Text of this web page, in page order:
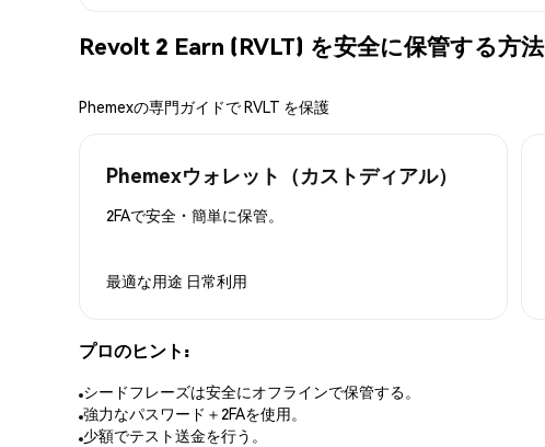
Revolt 2 Earn (RVLT) を安全に保管する方法
Phemexの専門ガイドで RVLT を保護
Phemexウォレット（カストディアル）
2FAで安全・簡単に保管。
最適な用途 日常利用
プロのヒント:
シードフレーズは安全にオフラインで保管する。
強力なパスワード＋2FAを使用。
少額でテスト送金を行う。